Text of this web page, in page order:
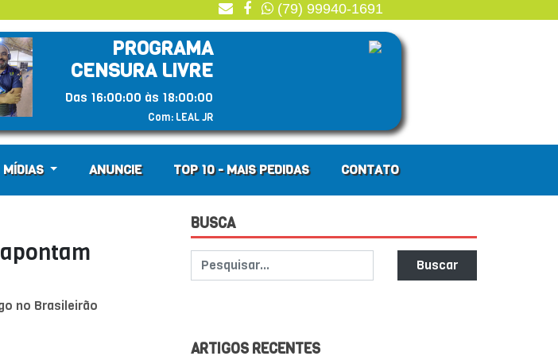
(79) 99940-1691
PROGRAMA
CENSURA LIVRE
Das 16:00:00 às 18:00:00
Com: LEAL JR
MÍDIAS ANUNCIE TOP 10 - MAIS PEDIDAS CONTATO
no Brasileirão
BUSCA
Buscar
ARTIGOS RECENTES